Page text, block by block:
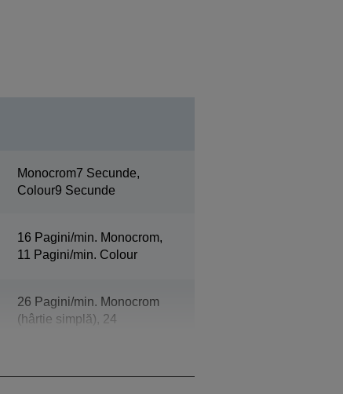
Monocrom7 Secunde,
Colour9 Secunde
16 Pagini/min. Monocrom,
11 Pagini/min. Colour
26 Pagini/min. Monocrom
(hârtie simplă), 24